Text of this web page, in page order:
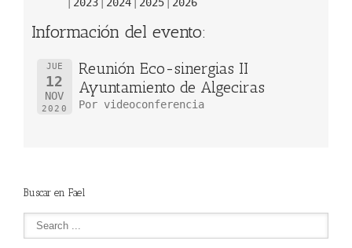
2023 2024 2025 2026
Información del evento:
JUE
12
NOV
2020
Reunión Eco-sinergias II
Ayuntamiento de Algeciras
Por videoconferencia
Buscar en Fael